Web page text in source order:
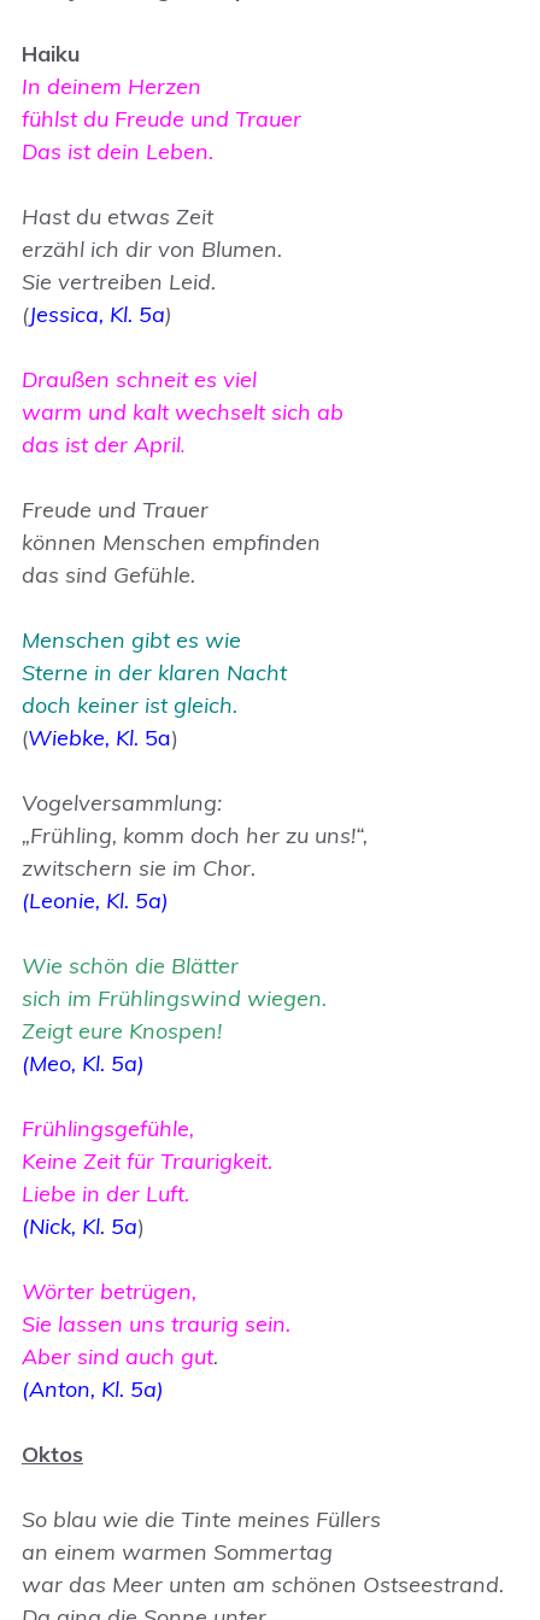
Haiku
In deinem Herzen
fühlst du Freude und Trauer
Das ist dein Leben.
Hast du etwas Zeit
erzähl ich dir von Blumen.
Sie vertreiben Leid.
(Jessica, Kl. 5a)
Draußen schneit es viel
warm und kalt wechselt sich ab
das ist der April.
Freude und Trauer
können Menschen empfinden
das sind Gefühle.
Menschen gibt es wie
Sterne in der klaren Nacht
doch keiner ist gleich.
(Wiebke, Kl. 5a)
Vogelversammlung:
„Frühling, komm doch her zu uns!“,
zwitschern sie im Chor.
(Leonie, Kl. 5a)
Wie schön die Blätter
sich im Frühlingswind wiegen.
Zeigt eure Knospen!
(Meo, Kl. 5a)
Frühlingsgefühle,
Keine Zeit für Traurigkeit.
Liebe in der Luft.
(Nick, Kl. 5a)
Wörter betrügen,
Sie lassen uns traurig sein.
Aber sind auch gut.
(Anton, Kl. 5a)
Oktos
So blau wie die Tinte meines Füllers
an einem warmen Sommertag
war das Meer unten am schönen Ostseestrand.